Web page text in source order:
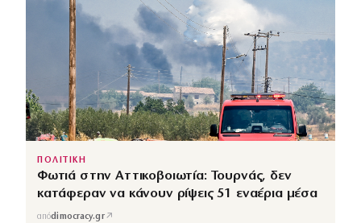
ΠΟΛΙΤΙΚΗ
Φωτιά στην Αττικοβοιωτία: Τουρνάς, δεν
κατάφεραν να κάνουν ρίψεις 51 εναέρια μέσα
απόdimocracy.gr↗